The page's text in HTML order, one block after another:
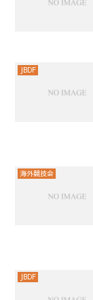
JBDF
海外競技会
JBDF